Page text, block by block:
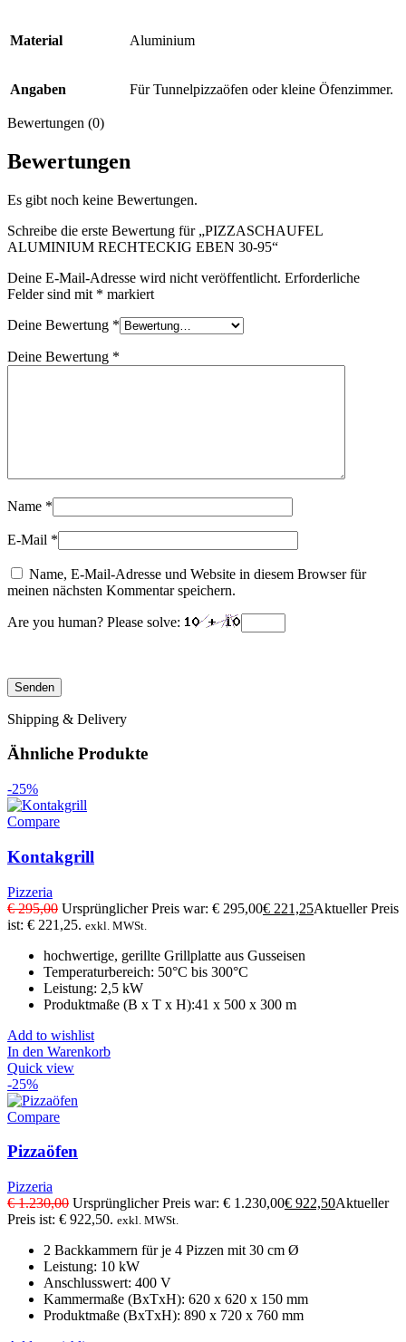
Material Aluminium
Angaben Für Tunnelpizzaöfen oder kleine Öfenzimmer.
Bewertungen (0)
Bewertungen
Es gibt noch keine Bewertungen.
Schreibe die erste Bewertung für „PIZZASCHAUFEL
ALUMINIUM RECHTECKIG EBEN 30-95“
Deine E-Mail-Adresse wird nicht veröffentlicht. Erforderliche
Felder sind mit * markiert
Deine Bewertung *
Deine Bewertung *
Name *
E-Mail *
Name, E-Mail-Adresse und Website in diesem Browser für
meinen nächsten Kommentar speichern.
Are you human? Please solve:
Shipping & Delivery
Ähnliche Produkte
-25%
Compare
Kontakgrill
Pizzeria
€295,00 Ursprünglicher Preis war: € 295,00€ 221,25Aktueller Preis
ist: € 221,25. exkl. MWSt.
hochwertige, gerillte Grillplatte aus Gusseisen
Temperaturbereich: 50°C bis 300°C
Leistung: 2,5 kW
Produktmaße (B x T x H):41 x 500 x 300 m
Add to wishlist
In den Warenkorb
Quick view
-25%
Compare
Pizzaöfen
Pizzeria
€1.230,00 Ursprünglicher Preis war: € 1.230,00€ 922,50Aktueller
Preis ist: € 922,50. exkl. MWSt.
2 Backkammern für je 4 Pizzen mit 30 cm Ø
Leistung: 10 kW
Anschlusswert: 400 V
Kammermaße (BxTxH): 620 x 620 x 150 mm
Produktmaße (BxTxH): 890 x 720 x 760 mm